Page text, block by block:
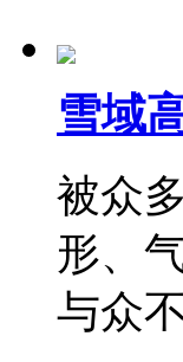
雪域
被众
形、
与众